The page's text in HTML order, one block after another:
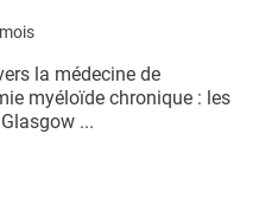
la médecine de
myéloïde chronique : les
...